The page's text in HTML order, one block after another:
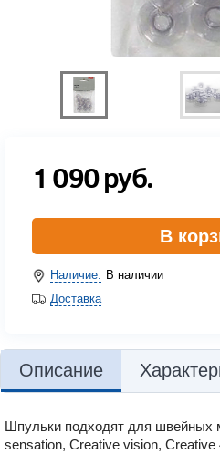
1 090руб.
В
Наличие: В наличии
Доставка
Описание
Шпульки подходят для швейных
sensation, Creative vision,